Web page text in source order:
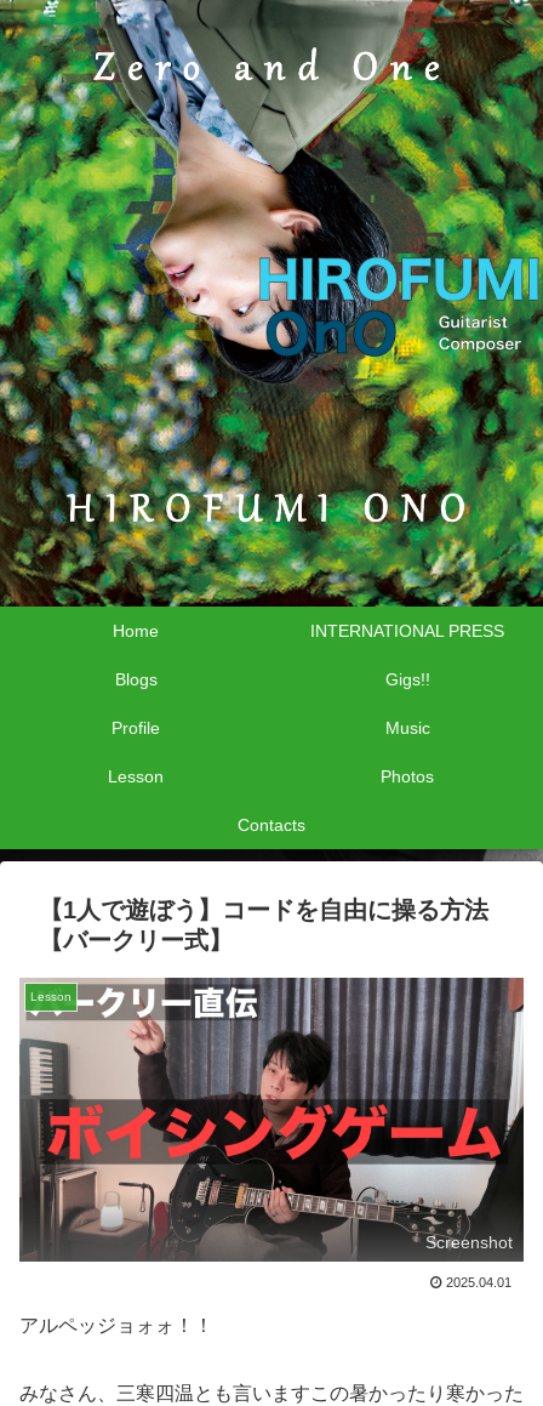
Home INTERNATIONAL PRESS
Blogs Gigs!!
Profile Music
Lesson Photos
Contacts
【1人で遊ぼう】コードを自由に操る方法
【バークリー式】
Lesson
Screenshot
2025.04.01
アルペッジョォォ！！
みなさん、三寒四温とも言いますこの暑かったり寒かった